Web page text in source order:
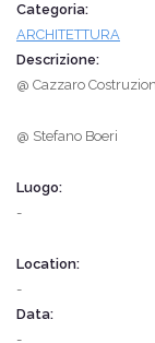
Categoria:
ARCHITETTURA
Descrizione:
@ Cazzaro
@ Stefano Boeri
Luogo:
-
Location:
-
Data:
-